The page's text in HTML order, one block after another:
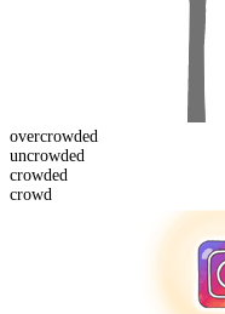
overcrowded
uncrowded
crowded
crowd